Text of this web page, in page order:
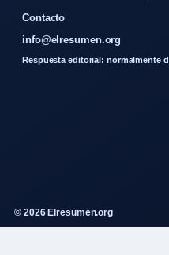
Contacto
info@elresumen.org
Respuesta editorial: normalmente
© 2026 Elresumen.org